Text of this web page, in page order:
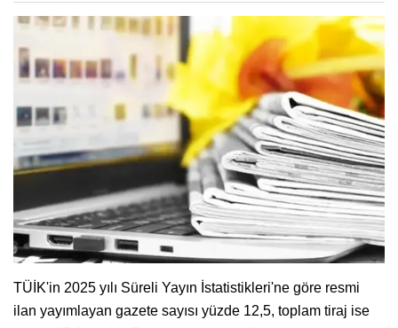
TÜİK'in 2025 yılı Süreli Yayın İstatistikleri'ne göre resmi
ilan yayımlayan gazete sayısı yüzde 12,5, toplam tiraj ise